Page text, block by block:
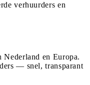
verhuurders en
en Europa.
— snel, transparant